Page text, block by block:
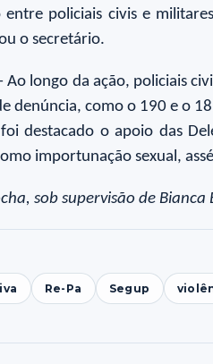
entre policiais civis e
o secretário.
Ao longo da ação, policiais
denúncia, como o 190 e o
destacado o apoio das
importunação sexual,
sob supervisão de Bianca
Re-Pa Segup